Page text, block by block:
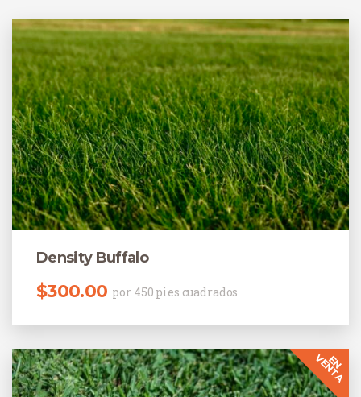
Density Buffalo
$300.00 por 450 pies cuadrados